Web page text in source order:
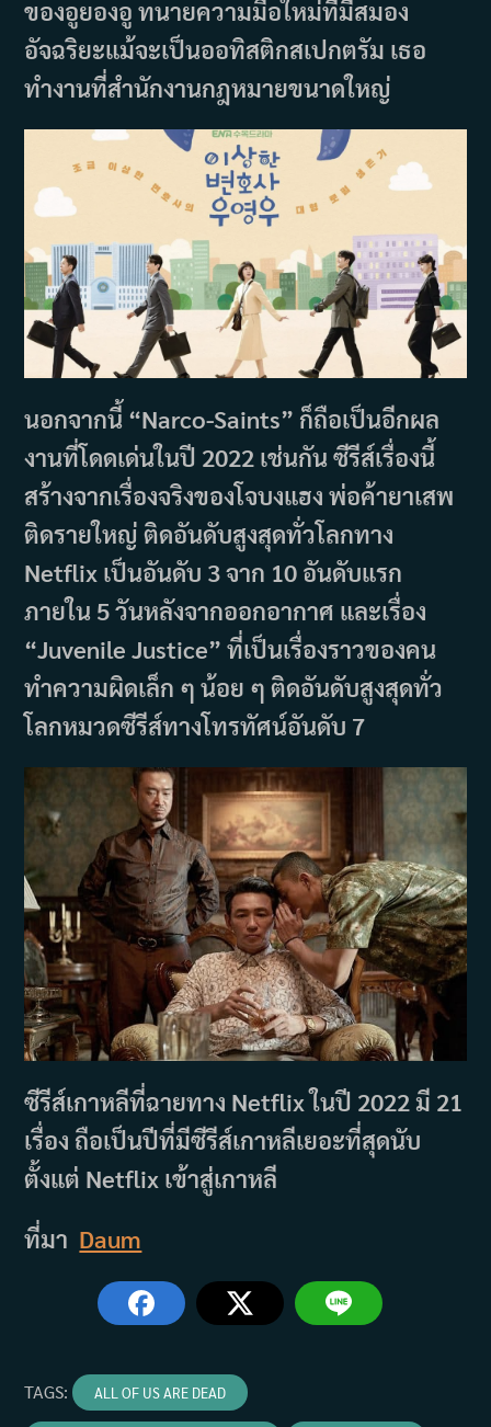
ของอูยองอู ทนายความมือใหม่ที่มีสมอง
อัจฉริยะแม้จะเป็นออทิสติกสเปกตรัม เธอ
ทำงานที่สำนักงานกฎหมายขนาดใหญ่
นอกจากนี้ “Narco-Saints” ก็ถือเป็นอีกผล
งานที่โดดเด่นในปี 2022 เช่นกัน ซีรีส์เรื่องนี้
สร้างจากเรื่องจริงของโจบงแฮง พ่อค้ายาเสพ
ติดรายใหญ่ ติดอันดับสูงสุดทั่วโลกทาง
Netflix เป็นอันดับ 3 จาก 10 อันดับแรก
ภายใน 5 วันหลังจากออกอากาศ และเรื่อง
“Juvenile Justice” ที่เป็นเรื่องราวของคน
ทำความผิดเล็ก ๆ น้อย ๆ ติดอันดับสูงสุดทั่ว
โลกหมวดซีรีส์ทางโทรทัศน์อันดับ 7
ซีรีส์เกาหลีที่ฉายทาง Netflix ในปี 2022 มี 21
เรื่อง ถือเป็นปีที่มีซีรีส์เกาหลีเยอะที่สุดนับ
ตั้งแต่ Netflix เข้าสู่เกาหลี
ที่มา Daum
TAGS: ALL OF US ARE DEAD